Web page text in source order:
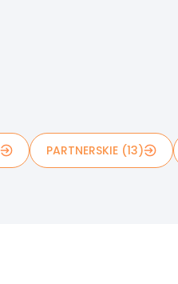
PARTNERSKIE (13)